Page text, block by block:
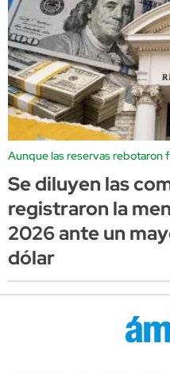
Aunque las reservas rebotaron
Se diluyen las
registraron la
2026 ante un
dólar